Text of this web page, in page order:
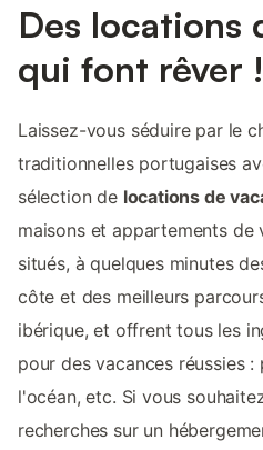
Des locations
qui font rêver !
Laissez-vous séduire par le
traditionnelles portugaises
sélection de locations de
maisons et appartements de
situés, à quelques minutes
côte et des meilleurs
ibérique, et offrent tous les
pour des vacances réussies :
l'océan, etc. Si vous
recherches sur un